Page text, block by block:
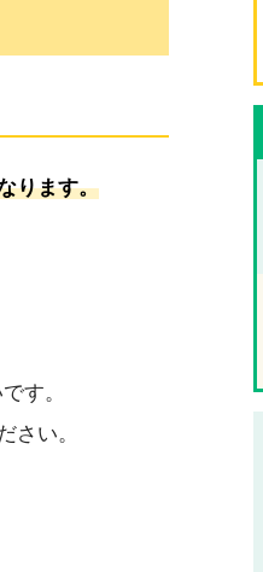
ります。
す。
さい。